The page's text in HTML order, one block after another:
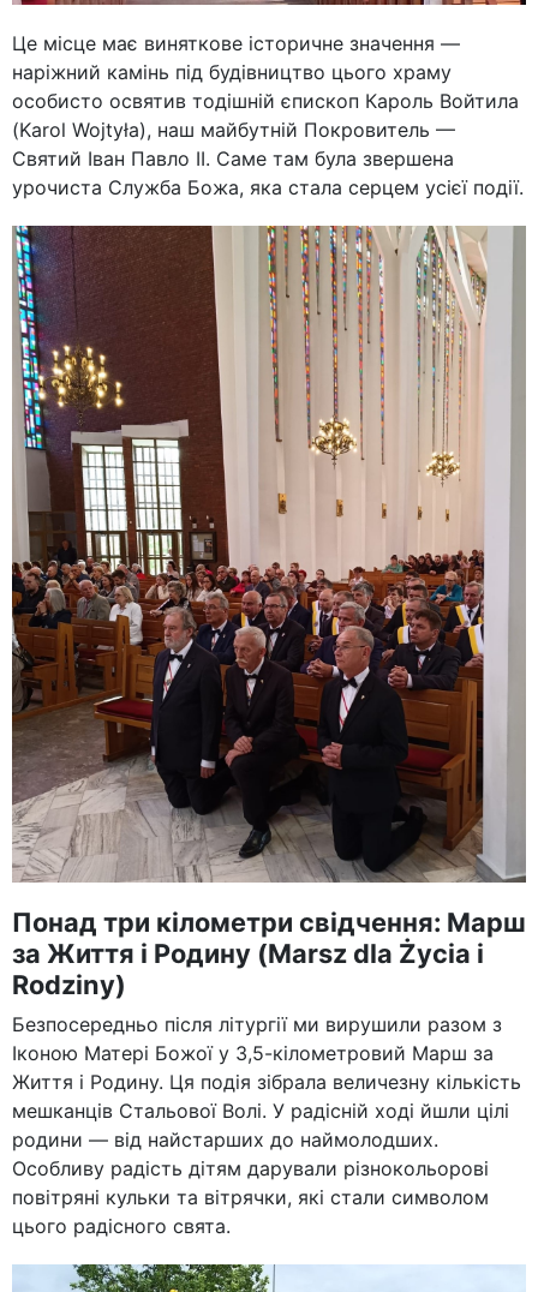
Це місце має виняткове історичне значення —
наріжний камінь під будівництво цього храму
особисто освятив тодішній єпископ Кароль Войтила
(Karol Wojtyła), наш майбутній Покровитель —
Святий Іван Павло ІІ. Саме там була звершена
урочиста Служба Божа, яка стала серцем усієї події.
Понад три кілометри свідчення: Марш
за Життя і Родину (Marsz dla Życia i
Rodziny)
Безпосередньо після літургії ми вирушили разом з
Іконою Матері Божої у 3,5-кілометровий Марш за
Життя і Родину. Ця подія зібрала величезну кількість
мешканців Стальової Волі. У радісній ході йшли цілі
родини — від найстарших до наймолодших.
Особливу радість дітям дарували різнокольорові
повітряні кульки та вітрячки, які стали символом
цього радісного свята.